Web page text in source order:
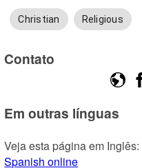
Christian Religious
Contato
Em outras línguas
Veja esta página em Inglês:
Spanish online